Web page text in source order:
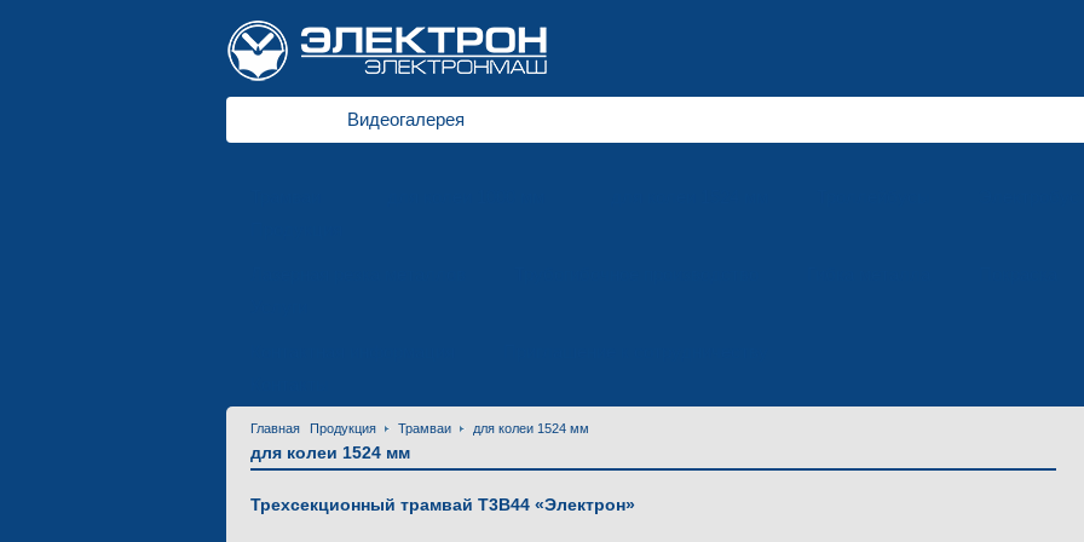
Видеогалерея
Главная Продукция Трамваи для колеи 1524 мм
для колеи 1524 мм
Трехсекционный трамвай T3B44 «Электрон»